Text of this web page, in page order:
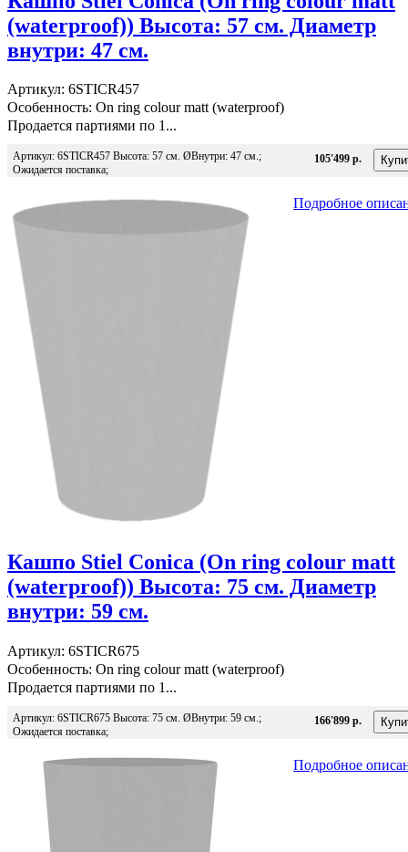
(waterproof)) Высота: 57 см. Диаметр
внутри: 47 см.
Артикул: 6STICR457
Особенность: On ring colour matt (waterproof)
Продается партиями по 1...
Артикул: 6STICR457 Высота: 57 см. ØВнутри: 47 см.;
Ожидается поставка;
105'499 р.
Подробное
Кашпо Stiel Conica (On ring colour matt
(waterproof)) Высота: 75 см. Диаметр
внутри: 59 см.
Артикул: 6STICR675
Особенность: On ring colour matt (waterproof)
Продается партиями по 1...
Артикул: 6STICR675 Высота: 75 см. ØВнутри: 59 см.;
Ожидается поставка;
166'899 р.
Подробное